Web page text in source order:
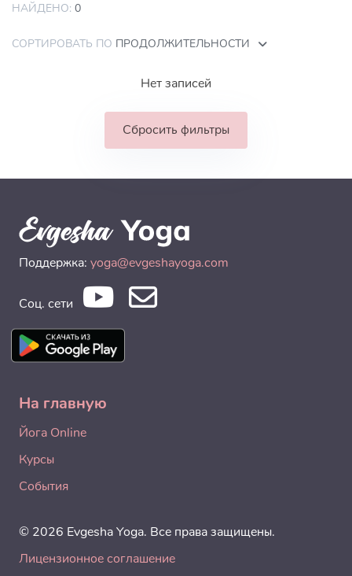
НАЙДЕНО: 0
СОРТИРОВАТЬ ПО ПРОДОЛЖИТЕЛЬНОСТИ
Нет записей
Сбросить фильтры
Поддержка: yoga@evgeshayoga.com
Соц. сети
На главную
Йога Online
Курсы
События
© 2026 Evgesha Yoga. Все права защищены.
Лицензионное соглашение